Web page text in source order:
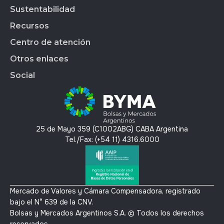
Indices
Soluciones Tecnológicas
OMS
Anima
BYMADATA
BYMA DIGITAL
BYMALAB
Gobierno Corporativo
Acción de BYMA
Hechos Relevantes
Calendario Anual de RI
Grupo BYMA
Nuestra gente
Trabajá en BYMA
APLICAR
BYMA VENTURES
Sustentabilidad
Reportes
Gestión Interna
Índice de Sustentabilidad
Panel de Bonos SVS
Panel de Bonos VS
Mercado Voluntario de Carbono
Recursos
BYMA Newsroom
Kit de Prensa BYMA
Centro de atención
Contacto
Preguntas Frecuentes
Otros enlaces
T´érminos y condiciones
Política de privacidad y protección de datos
Social
Youtube25 de Mayo 359 (C1002ABG) CABA Argentina
Tel./Fax: (+54 11) 4316.6000
Mercado de Valores y Cámara Compensadora, registrado
bajo el N° 639 de la CNV.
Bolsas y Mercados Argentinos S.A. © Todos los derechos